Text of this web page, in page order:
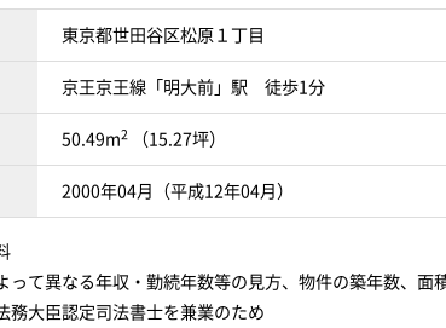
東京都世田谷区松原１丁目
京王京王線「明大前」駅 徒歩1分
50.49m2 （15.27坪）
2000年04月（平成12年04月）
て異なる年収・勤続年数等の見方、物件の築年数、
務大臣認定司法書士を兼業のため